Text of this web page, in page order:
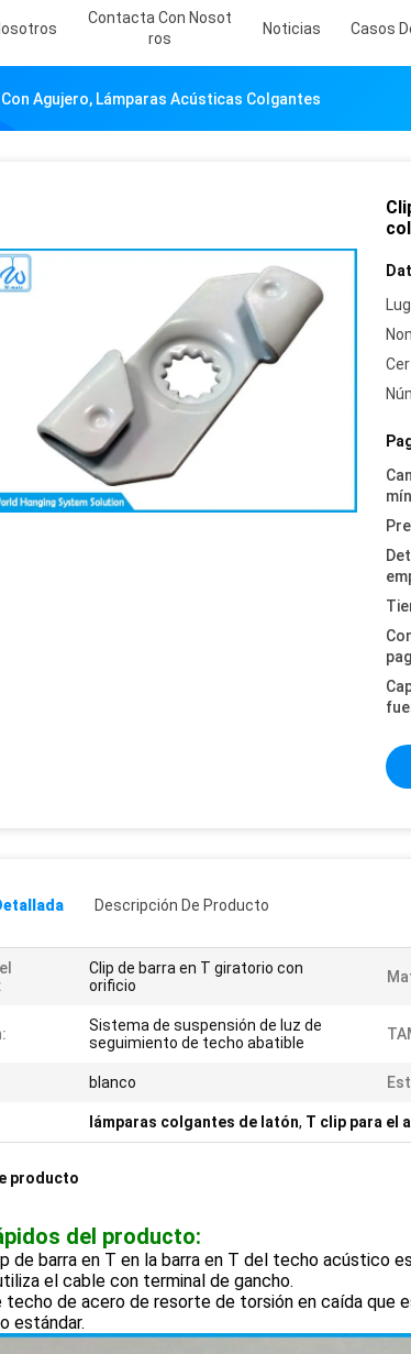
Contacta Con Nosot
Ros
Noticias Casos
Con Agujero, Lámparas Acústicas Colgantes
Descripción De Producto
Clip de barra en T giratorio con
orificio
Sistema de suspensión de luz de
seguimiento de techo abatible
blanco
lámparas colgantes de latón, T clip para el
producto
del producto:
de barra en T en la barra en T del techo acústico
el cable con terminal de gancho.
techo de acero de resorte de torsión en caída que
estándar.